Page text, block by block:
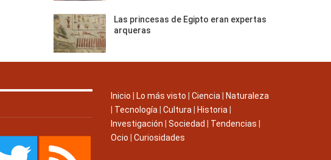
Las princesas de Egipto eran expertas
arqueras
Inicio Lo más visto Ciencia
Naturaleza
Tecnología Cultura Historia
Investigación
Sociedad Tendencias
Ocio
Curiosidades